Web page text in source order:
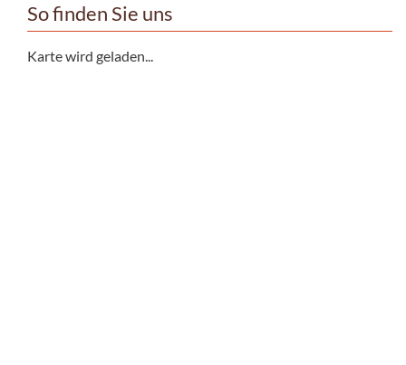
So finden Sie uns
Karte wird geladen...